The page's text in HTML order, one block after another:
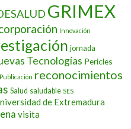
GRIMEX
Innovación
jornada
Tecnologías Pericles
Publicación reconocimientos
Salud saludable SES
de Extremadura
visita